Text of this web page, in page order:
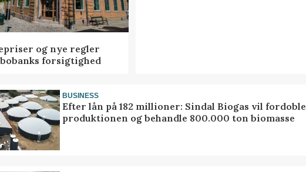
og nye regler
forsigtighed
BUSINESS
Efter lån på 182 millioner: Sindal Biogas vil fordoble
produktionen og behandle 800.000 ton biomasse